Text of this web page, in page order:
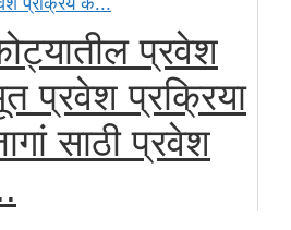
प्रवेश
प्रवेश प्रक्रिया
साठी प्रवेश